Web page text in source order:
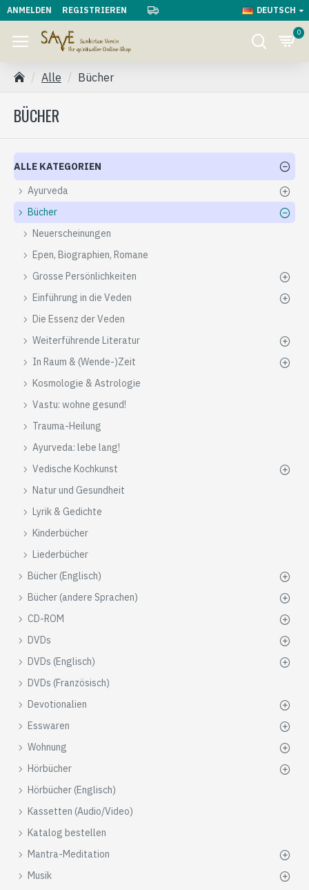
ANMELDEN REGISTRIEREN DEUTSCH
0
Alle Bücher
BÜCHER
ALLE KATEGORIEN
Ayurveda
Bücher
Neuerscheinungen
Epen, Biographien, Romane
Grosse Persönlichkeiten
Einführung in die Veden
Die Essenz der Veden
Weiterführende Literatur
In Raum & (Wende-)Zeit
Kosmologie & Astrologie
Vastu: wohne gesund!
Trauma-Heilung
Ayurveda: lebe lang!
Vedische Kochkunst
Natur und Gesundheit
Lyrik & Gedichte
Kinderbücher
Liederbücher
Bücher (Englisch)
Bücher (andere Sprachen)
CD-ROM
DVDs
DVDs (Englisch)
DVDs (Französisch)
Devotionalien
Esswaren
Wohnung
Hörbücher
Hörbücher (Englisch)
Kassetten (Audio/Video)
Katalog bestellen
Mantra-Meditation
Musik